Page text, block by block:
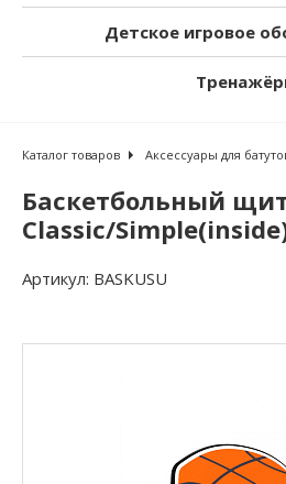
Детское игровое
Каталог товаров Аксессуары для
Баскетбольный
Classic/
Артикул: BASKUSU